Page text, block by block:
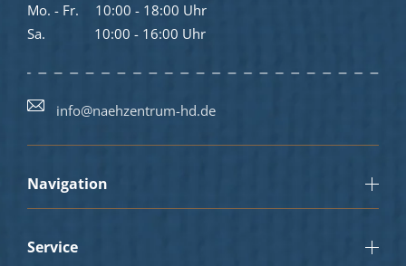
Mo. - Fr.
10:00 - 18:00 Uhr
Sa.
10:00 - 16:00 Uhr
info@naehzentrum-hd.de
Navigation
Service